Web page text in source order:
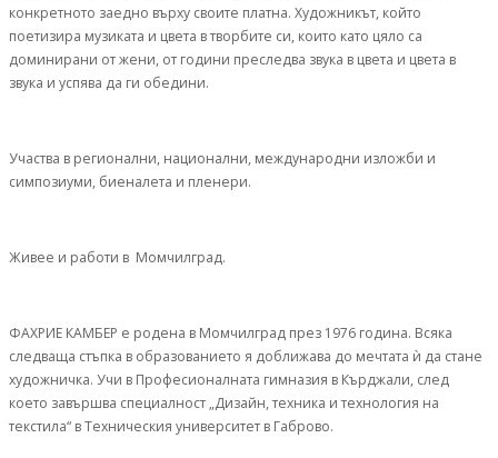
конкретното заедно върху своите платна. Художникът, който
поетизира музиката и цвета в творбите си, които като цяло са
доминирани от жени, от години преследва звука в цвета и цвета в
звука и успява да ги обедини.
Участва в регионални, национални, международни изложби и
симпозиуми, биеналета и пленери.
Живее и работи в Момчилград.
ФАХРИЕ КАМБЕР е родена в Момчилград през 1976 година. Всяка
следваща стъпка в образованието я доближава до мечтата ѝ да стане
художничка. Учи в Професионалната гимназия в Кърджали, след
което завършва специалност „Дизайн, техника и технология на
текстила“ в Техническия университет в Габрово.